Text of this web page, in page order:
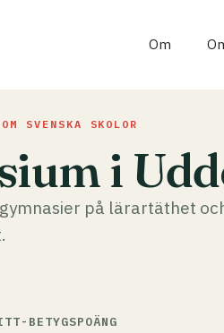
Om
SVENSKA SKOLOR
i
på lärartäthet
BETYGSPOÄNG